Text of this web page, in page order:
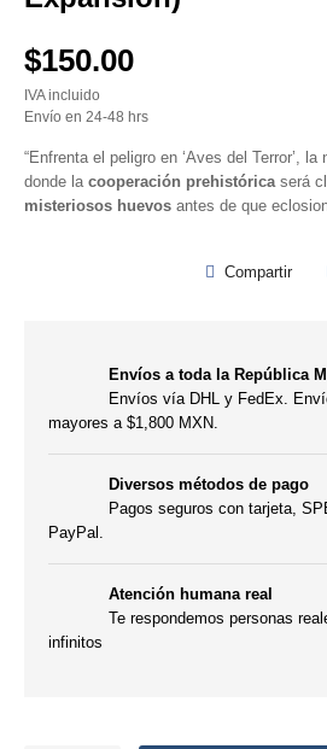
$150.00
IVA incluido
Envío en 24-48 hrs
“Enfrenta el peligro en ‘Aves del Terror’,
donde la cooperación prehistóricaserá
misteriosos huevos antes de que
Compartir
Envíos a toda la República
Envíos vía DHL y FedEx.
mayores a $1,800 MXN.
Diversos métodos de pago
Pagos seguros con tarjeta,
PayPal.
Atención humana real
Te respondemos personas
infinitos